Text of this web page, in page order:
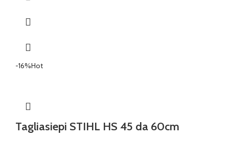
-16%Hot
Tagliasiepi STIHL HS 45 da 60cm